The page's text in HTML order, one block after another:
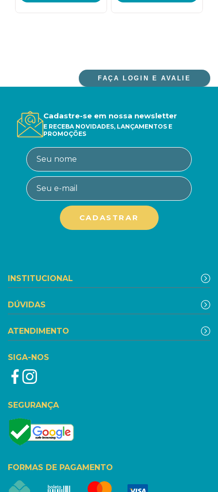
FAÇA LOGIN E AVALIE
Cadastre-se em nossa newsletter
E RECEBA NOVIDADES, LANÇAMENTOS E
PROMOÇÕES
INSTITUCIONAL
DÚVIDAS
ATENDIMENTO
SIGA-NOS
SEGURANÇA
FORMAS DE PAGAMENTO